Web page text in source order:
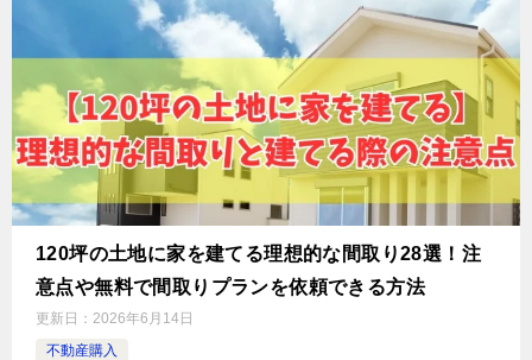
120坪の土地に家を建てる理想的な間取り28選！注
意点や無料で間取りプランを依頼できる方法
更新日： 2026年6月14日
不動産購入